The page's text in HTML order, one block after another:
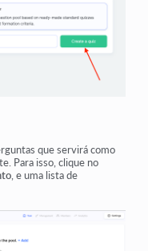
que servirá como
Para isso, clique no
, e uma lista de